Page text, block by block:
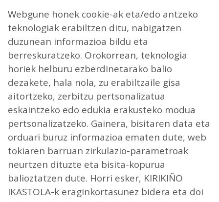
Webgune honek cookie-ak eta/edo antzeko
teknologiak erabiltzen ditu, nabigatzen
duzunean informazioa bildu eta
berreskuratzeko. Orokorrean, teknologia
horiek helburu ezberdinetarako balio
dezakete, hala nola, zu erabiltzaile gisa
aitortzeko, zerbitzu pertsonalizatua
eskaintzeko edo edukia erakusteko modua
pertsonalizatzeko. Gainera, bisitaren data eta
orduari buruz informazioa ematen dute, web
tokiaren barruan zirkulazio-parametroak
neurtzen dituzte eta bisita-kopurua
balioztatzen dute. Horri esker, KIRIKIÑO
IKASTOLA-k eraginkortasunez bidera eta doi